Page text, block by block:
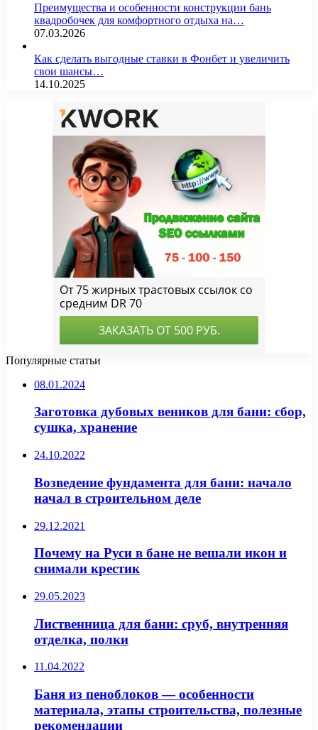
Преимущества и особенности конструкции бань
квадробочек для комфортного отдыха на…
07.03.2026
Как сделать выгодные ставки в Фонбет и увеличить
свои шансы…
14.10.2025
Популярные статьи
08.01.2024
Заготовка дубовых веников для бани: сбор,
сушка, хранение
24.10.2022
Возведение фундамента для бани: начало
начал в строительном деле
29.12.2021
Почему на Руси в бане не вешали икон и
снимали крестик
29.05.2023
Лиственница для бани: сруб, внутренняя
отделка, полки
11.04.2022
Баня из пеноблоков — особенности
материала, этапы строительства, полезные
рекомендации